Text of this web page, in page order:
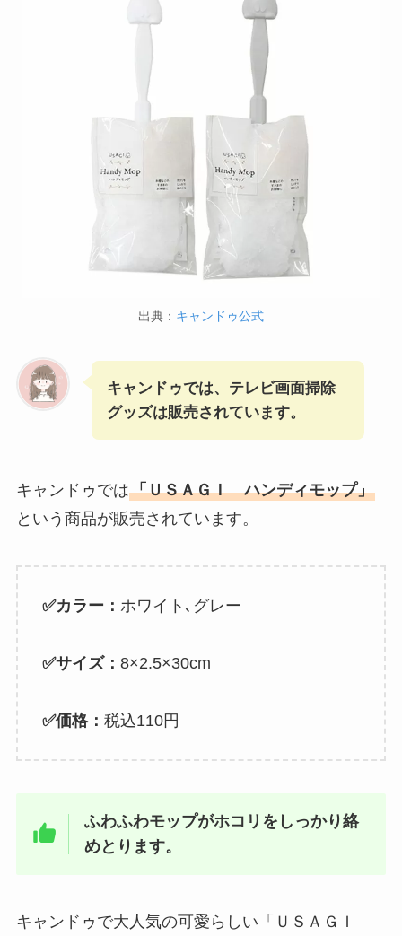
出典： キャンドゥ公式
キャンドゥでは、テレビ画面掃除
グッズは販売されています。
キャンドゥでは「ＵＳＡＧＩ ハンディモップ」
という商品が販売されています。
✅カラー： ホワイト､グレー
✅サイズ： 8×2.5×30cm
✅価格： 税込110円
ふわふわモップがホコリをしっかり絡
めとります。
キャンドゥで大人気の可愛らしい「ＵＳＡＧＩ